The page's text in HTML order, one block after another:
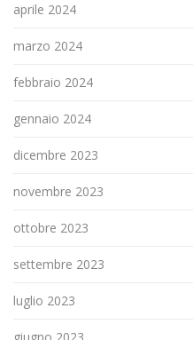
aprile 2024
marzo 2024
febbraio 2024
gennaio 2024
dicembre 2023
novembre 2023
ottobre 2023
settembre 2023
luglio 2023